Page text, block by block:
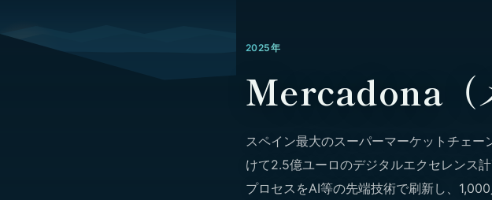
2025年
Mercadona（
スペイン最大のスーパーマーケットチェ
けて2.5億ユーロのデジタルエクセレンス
プロセスをAI等の先端技術で刷新し、